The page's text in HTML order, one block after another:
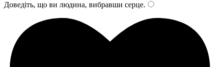
Доведіть, що ви людина, вибравши серце.